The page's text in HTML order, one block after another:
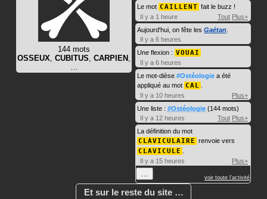
144 mots
OSSEUX, CUBITUS, CARPIEN ,
…
Le mot CAILLENT fait le buzz !
Il y a 1 heure
Tout Plus+
Aujourd'hui, on fête les Gaétan
Il y a 6 heures
Une flexion : VOUAI
Il y a 6 heures
Le mot-dièse #Ostéologie a été
appliqué au mot CAL
Il y a 10 heures
Plus+
Une liste : #Ostéologie (144 mots)
Il y a 12 heures
Tout Plus+
La définition du mot
CLAVICULAIRE renvoie vers
CLAVICULE
Il y a 15 heures
Plus+
… voir toute l'activité
Et sur le reste du site …